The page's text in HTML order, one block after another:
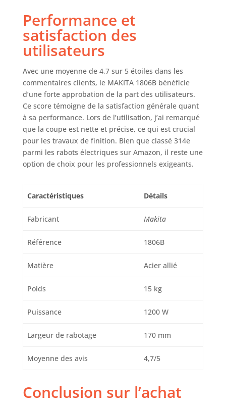
Performance et
satisfaction des
utilisateurs
Avec une moyenne de 4,7 sur 5 étoiles dans les
commentaires clients, le MAKITA 1806B bénéficie
d’une forte approbation de la part des utilisateurs.
Ce score témoigne de la satisfaction générale quant
à sa performance. Lors de l’utilisation, j’ai remarqué
que la coupe est nette et précise, ce qui est crucial
pour les travaux de finition. Bien que classé 314e
parmi les rabots électriques sur Amazon, il reste une
option de choix pour les professionnels exigeants.
Caractéristiques Détails
Fabricant Makita
Référence 1806B
Matière Acier allié
Poids 15 kg
Puissance 1200 W
Largeur de rabotage 170 mm
Moyenne des avis 4,7/5
Conclusion sur l’achat